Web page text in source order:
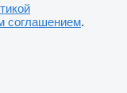
соглашением.